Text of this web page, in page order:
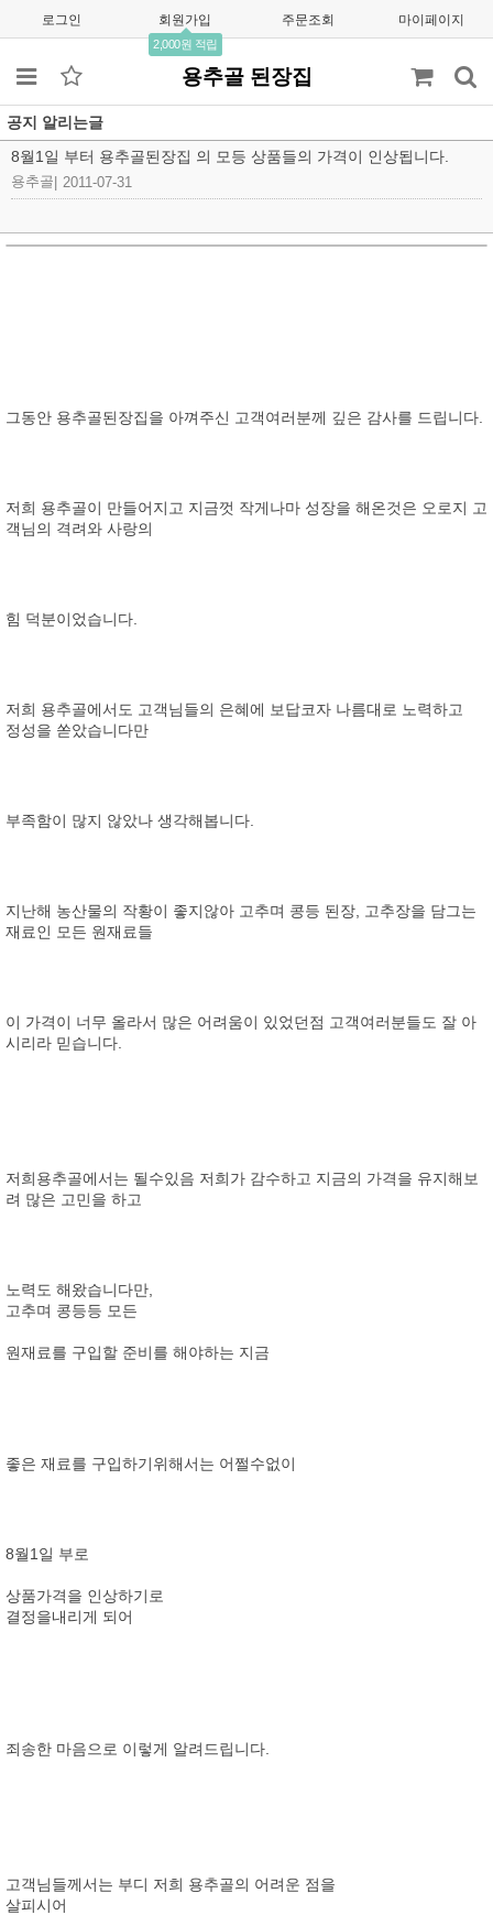
로그인 회원가입
2,000원 적립
주문조회 마이페이지
용추골 된장집
공지 알리는글
8월1일 부터 용추골된장집 의 모등 상품들의 가격이 인상됩니다.
용추골 2011-07-31
그동안 용추골된장집을 아껴주신 고객여러분께 깊은 감사를 드립니다.
저희 용추골이 만들어지고 지금껏 작게나마 성장을 해온것은 오로지 고
객님의 격려와 사랑의
힘 덕분이었습니다.
저희 용추골에서도 고객님들의 은혜에 보답코자 나름대로 노력하고
정성을 쏟았습니다만
부족함이 많지 않았나 생각해봅니다.
지난해 농산물의 작황이 좋지않아 고추며 콩등 된장, 고추장을 담그는
재료인 모든 원재료들
이 가격이 너무 올라서 많은 어려움이 있었던점 고객여러분들도 잘 아
시리라 믿습니다.
저희용추골에서는 될수있음 저희가 감수하고 지금의 가격을 유지해보
려 많은 고민을 하고
노력도 해왔습니다만,
고추며 콩등등 모든
원재료를 구입할 준비를 해야하는 지금
좋은 재료를 구입하기위해서는 어쩔수없이
8월1일 부로
상품가격을 인상하기로
결정을내리게 되어
죄송한 마음으로 이렇게 알려드립니다.
고객님들께서는 부디 저희 용추골의 어려운 점을
살피시어